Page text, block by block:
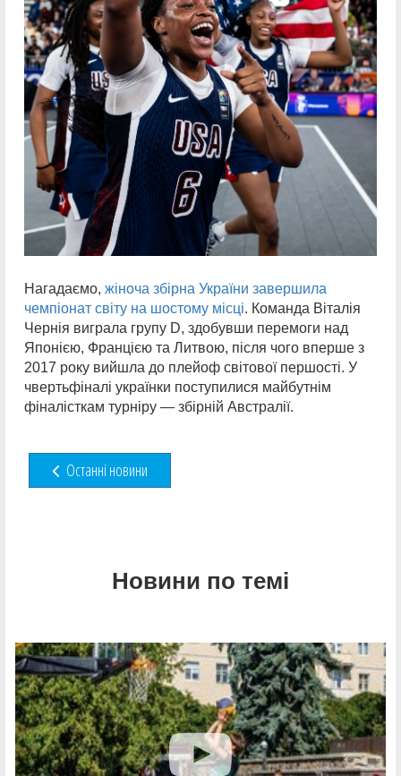
Нагадаємо, жіноча збірна України завершила
чемпіонат світу на шостому місці. Команда Віталія
Чернія виграла групу D, здобувши перемоги над
Японією, Францією та Литвою, після чого вперше з
2017 року вийшла до плейоф світової першості. У
чвертьфіналі українки поступилися майбутнім
фіналісткам турніру — збірній Австралії.
Останні новини
Новини по темі